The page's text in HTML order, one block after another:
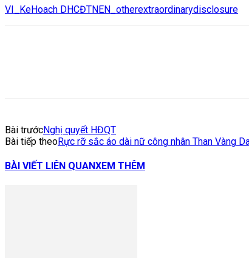
VI_KeHoach DHCĐTNEN_otherextraordinarydisclosure
Bài trướcNghị quyết HĐQT
Bài tiếp theoRực rỡ sắc áo dài nữ công nhân Than Vàng
BÀI VIẾT LIÊN QUANXEM THÊM